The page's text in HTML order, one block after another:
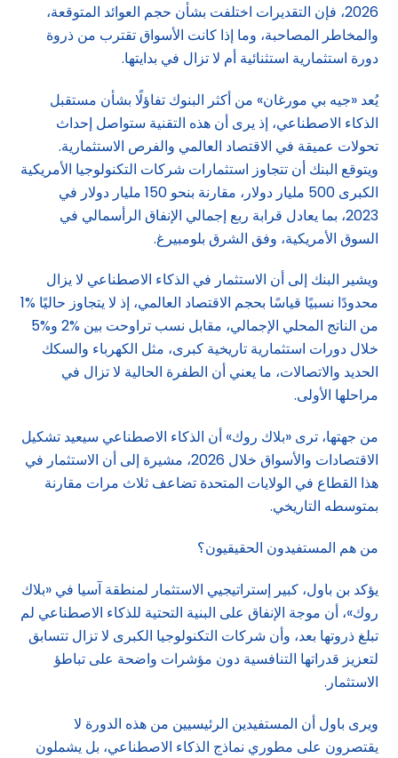
2026، فإن التقديرات اختلفت بشأن حجم العوائد المتوقعة،
والمخاطر المصاحبة، وما إذا كانت الأسواق تقترب من ذروة
دورة استثمارية استثنائية أم لا تزال في بدايتها.
يُعد «جيه بي مورغان» من أكثر البنوك تفاؤلًا بشأن مستقبل
الذكاء الاصطناعي، إذ يرى أن هذه التقنية ستواصل إحداث
تحولات عميقة في الاقتصاد العالمي والفرص الاستثمارية.
ويتوقع البنك أن تتجاوز استثمارات شركات التكنولوجيا الأمريكية
الكبرى 500 مليار دولار، مقارنة بنحو 150 مليار دولار في
2023، بما يعادل قرابة ربع إجمالي الإنفاق الرأسمالي في
السوق الأمريكية، وفق الشرق بلومبيرغ.
ويشير البنك إلى أن الاستثمار في الذكاء الاصطناعي لا يزال
محدودًا نسبيًا قياسًا بحجم الاقتصاد العالمي، إذ لا يتجاوز حاليًا %1
من الناتج المحلي الإجمالي، مقابل نسب تراوحت بين %2 و%5
خلال دورات استثمارية تاريخية كبرى، مثل الكهرباء والسكك
الحديد والاتصالات، ما يعني أن الطفرة الحالية لا تزال في
مراحلها الأولى.
من جهتها، ترى «بلاك روك» أن الذكاء الاصطناعي سيعيد تشكيل
الاقتصادات والأسواق خلال 2026، مشيرة إلى أن الاستثمار في
هذا القطاع في الولايات المتحدة تضاعف ثلاث مرات مقارنة
بمتوسطه التاريخي.
من هم المستفيدون الحقيقيون؟
يؤكد بن باول، كبير إستراتيجيي الاستثمار لمنطقة آسيا في «بلاك
روك»، أن موجة الإنفاق على البنية التحتية للذكاء الاصطناعي لم
تبلغ ذروتها بعد، وأن شركات التكنولوجيا الكبرى لا تزال تتسابق
لتعزيز قدراتها التنافسية دون مؤشرات واضحة على تباطؤ
الاستثمار.
ويرى باول أن المستفيدين الرئيسيين من هذه الدورة لا
يقتصرون على مطوري نماذج الذكاء الاصطناعي، بل يشملون